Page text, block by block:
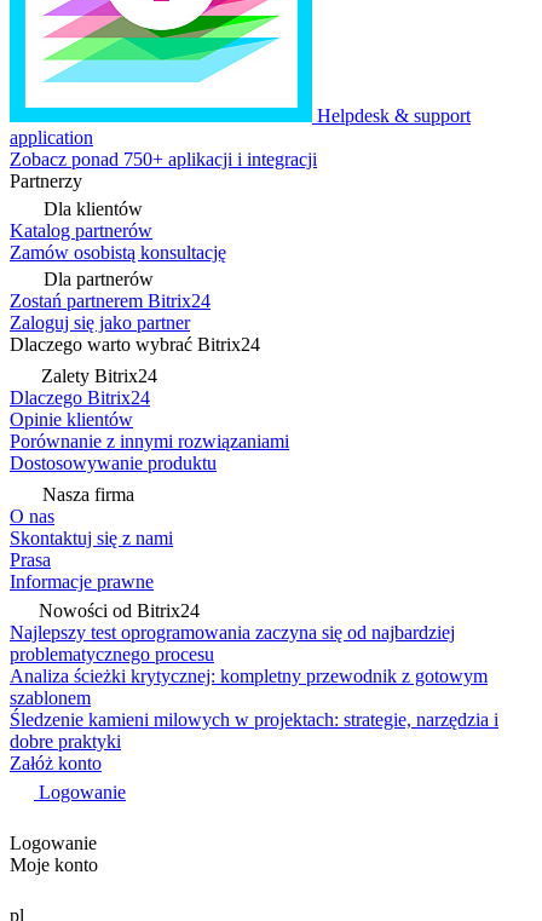
Helpdesk & support
application
Zobacz ponad 750+ aplikacji i integracji
Partnerzy
Dla klientów
Katalog partnerów
Zamów osobistą konsultację
Dla partnerów
Zostań partnerem Bitrix24
Zaloguj się jako partner
Dlaczego warto wybrać Bitrix24
Zalety Bitrix24
Dlaczego Bitrix24
Opinie klientów
Porównanie z innymi rozwiązaniami
Dostosowywanie produktu
Nasza firma
O nas
Skontaktuj się z nami
Prasa
Informacje prawne
Nowości od Bitrix24
Najlepszy test oprogramowania zaczyna się od najbardziej
problematycznego procesu
Analiza ścieżki krytycznej: kompletny przewodnik z gotowym
szablonem
Śledzenie kamieni milowych w projektach: strategie, narzędzia i
dobre praktyki
Załóż konto
Logowanie
Logowanie
Moje konto
pl